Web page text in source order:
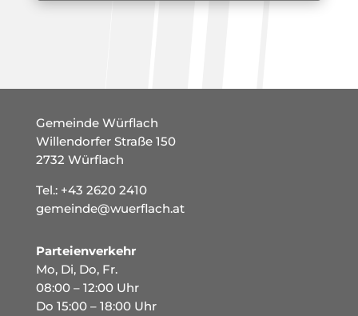
Gemeinde Würflach
Willendorfer Straße 150
2732 Würflach
Tel.: +43 2620 2410
gemeinde@wuerflach.at
Parteienverkehr
Mo, Di, Do, Fr.
08:00 – 12:00 Uhr
Do 15:00 – 18:00 Uhr